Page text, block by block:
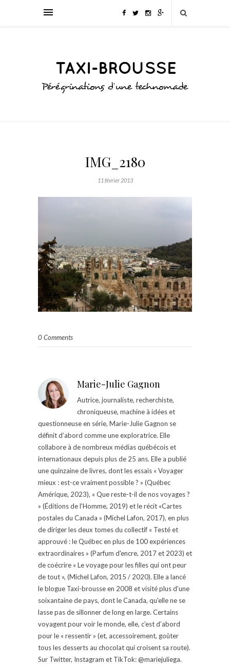
IMG_2180
11 février 2013
0 Comments
Marie-Julie Gagnon
Autrice, journaliste, recherchiste,
chroniqueuse, machine à idées et
questionneuse en série, Marie-Julie Gagnon se
définit d’abord comme une exploratrice. Elle
collabore à de nombreux médias québécois et
internationaux depuis plus de 25 ans. Elle a publié
une quinzaine de livres, dont les essais « Voyager
mieux : est-ce vraiment possible ? » (Québec
Amérique, 2023), « Que reste-t-il de nos voyages ?
» (Éditions de l'Homme, 2019) et le récit «Cartes
postales du Canada » (Michel Lafon, 2017), en plus
de diriger les deux tomes du collectif « Testé et
approuvé : le Québec en plus de 100 expériences
extraordinaires » (Parfum d'encre, 2017 et 2023) et
de coécrire « Le voyage pour les filles qui ont peur
de tout », (Michel Lafon, 2015 / 2020). Elle a lancé
le blogue Taxi-brousse en 2008 et visité plus d'une
soixantaine de pays, dont le Canada, qu'elle ne se
lasse pas de sillonner de long en large. Certains
voyagent pour voir le monde, elle, c’est d’abord
pour le « ressentir » (et, accessoirement, goûter
tous les desserts au chocolat qui croisent sa route).
Sur Twitter, Instagram et TikTok: @mariejuliega.